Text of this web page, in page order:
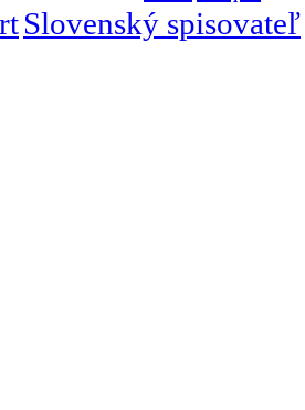
Slovenský spisovateľ